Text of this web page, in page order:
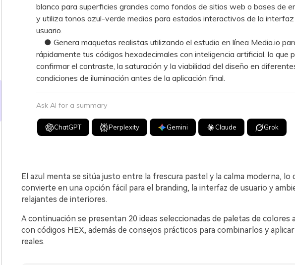
blanco para superficies grandes como fondos de sitios web o bases de
y utiliza tonos azul-verde medios para estados interactivos de la
usuario.
● Genera maquetas realistas utilizando el estudio en línea Media.io
rápidamente tus códigos hexadecimales con inteligencia artificial, lo que
confirmar el contraste, la saturación y la viabilidad del diseño en
condiciones de iluminación antes de la aplicación final.
Ask AI for a summary
ChatGPT Perplexity Gemini Claude Grok
El azul menta se sitúa justo entre la frescura pastel y la calma moderna, lo
convierte en una opción fácil para el branding, la interfaz de usuario y
relajantes de interiores.
A continuación se presentan 20 ideas seleccionadas de paletas de colores
con códigos HEX, además de consejos prácticos para combinarlos y
reales.